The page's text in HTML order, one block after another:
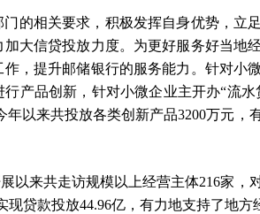
的相关要求，积极发挥自身优势，立
大信贷投放力度。为更好服务好当地
，提升邮储银行的服务能力。针对小
产品创新，针对小微企业主开办“流
年以来共投放各类创新产品3200万元，
以来共走访规模以上经营主体216家，
贷款投放44.96亿，有力地支持了地方